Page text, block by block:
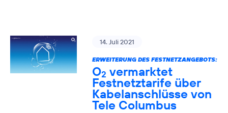
14. Juli 2021
ERWEITERUNG DES FESTNETZANGEBOTS:
O2 vermarktet
Festnetztarife über
Kabelanschlüsse von
Tele Columbus